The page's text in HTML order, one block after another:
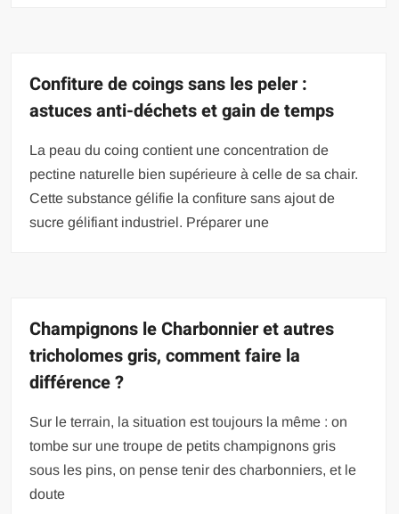
Confiture de coings sans les peler :
astuces anti-déchets et gain de temps
La peau du coing contient une concentration de
pectine naturelle bien supérieure à celle de sa chair.
Cette substance gélifie la confiture sans ajout de
sucre gélifiant industriel. Préparer une
Champignons le Charbonnier et autres
tricholomes gris, comment faire la
différence ?
Sur le terrain, la situation est toujours la même : on
tombe sur une troupe de petits champignons gris
sous les pins, on pense tenir des charbonniers, et le
doute